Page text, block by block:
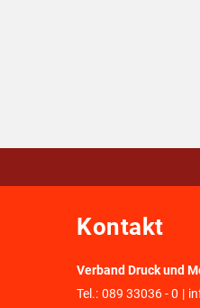
Kontakt
Verband Druck und
Tel.: 089 33036 - 0 |